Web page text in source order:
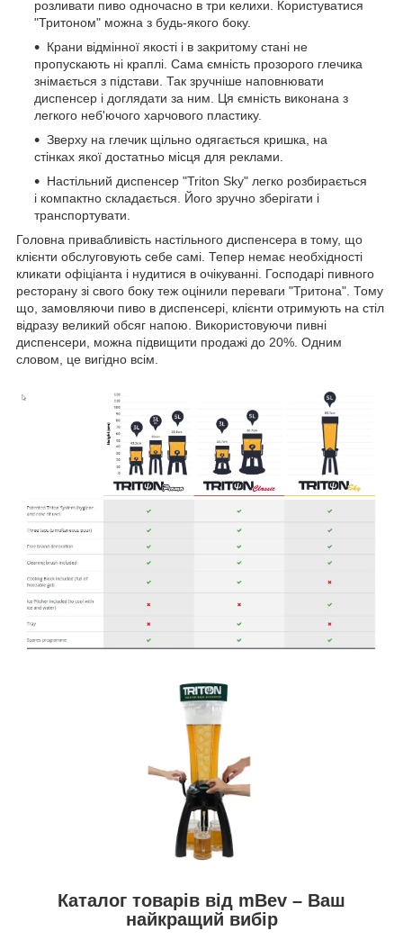
розливати пиво одночасно в три келихи. Користуватися
"Тритоном" можна з будь-якого боку.
Крани відмінної якості і в закритому стані не
пропускають ні краплі. Сама ємність прозорого глечика
знімається з підстави. Так зручніше наповнювати
диспенсер і доглядати за ним. Ця ємність виконана з
легкого неб'ючого харчового пластику.
Зверху на глечик щільно одягається кришка, на
стінках якої достатньо місця для реклами.
Настільний диспенсер "Triton Sky" легко розбирається
і компактно складається. Його зручно зберігати і
транспортувати.
Головна привабливість настільного диспенсера в тому, що
клієнти обслуговують себе самі. Тепер немає необхідності
кликати офіціанта і нудитися в очікуванні. Господарі пивного
ресторану зі свого боку теж оцінили переваги "Тритона". Тому
що, замовляючи пиво в диспенсері, клієнти отримують на стіл
відразу великий обсяг напою. Використовуючи пивні
диспенсери, можна підвищити продажі до 20%. Одним
словом, це вигідно всім.
Каталог товарів від mBev – Ваш
найкращий вибір